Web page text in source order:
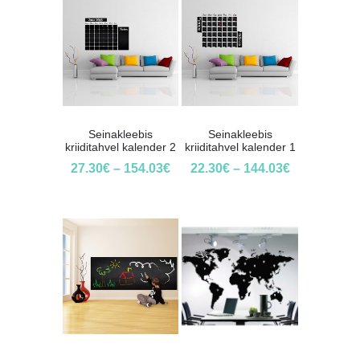
Seinakleebis
kriiditahvel kalender 2
27.30€ – 154.03€
Seinakleebis
kriiditahvel kalender 1
22.30€– 144.03€